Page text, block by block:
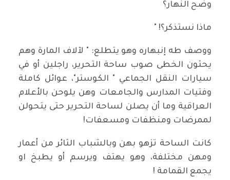
وضح النهار؟
ماذا نستذكر؟! "
ووصف طه إنبهاره وهو يتطلع: " لآلاف المارة وهم
يحثون الخطى صوب ساحة التحرير، راجلين أو في
سيارات النقل الجماعي " الكوستر"، عوائل كاملة
وفتيات المدارس والجامعات وهن يلوحن بالأعلام
العراقية وما أن يصلن لساحة التحرير حتى يتحولن
لممرضات ومنظفات ومسعفات!
كانت الساحة تزهو بهن وبالشباب الثائر من أعمار
ومهن مختلفة، وهو يهتف ويرسم أو يطبخ او
يجمع القمامة !